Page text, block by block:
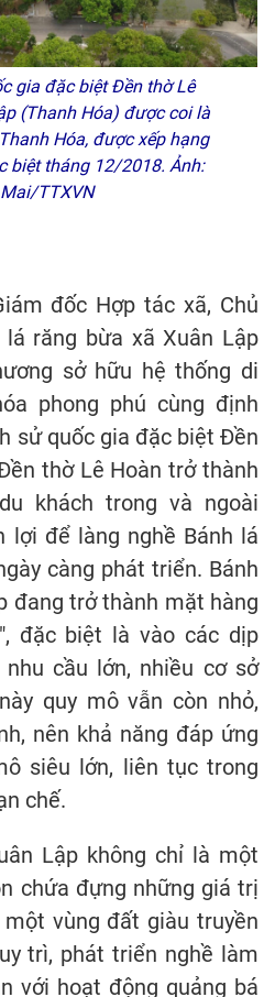
gia đặc biệt Đền thờ Lê
(Thanh Hóa) được coi là
Hóa, được xếp hạng
biệt tháng 12/2018. Ảnh:
TTXVN
đốc Hợp tác xã, Chủ
răng bừa xã Xuân Lập
sở hữu hệ thống di
phong phú cùng định
sử quốc gia đặc biệt Đền
thờ Lê Hoàn trở thành
khách trong và ngoài
lợi để làng nghề Bánh lá
càng phát triển. Bánh
đang trở thành mặt hàng
đặc biệt là vào các dịp
cầu lớn, nhiều cơ sở
quy mô vẫn còn nhỏ,
nên khả năng đáp ứng
siêu lớn, liên tục trong
chế.
Lập không chỉ là một
chứa đựng những giá trị
vùng đất giàu truyền
trì, phát triển nghề làm
với hoạt động quảng bá